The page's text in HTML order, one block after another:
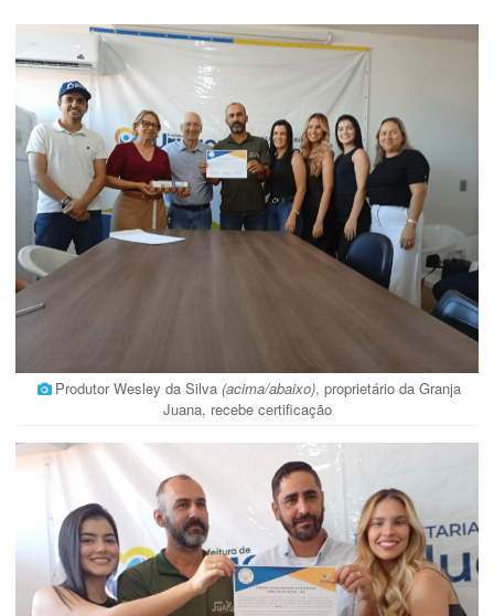
Produtor Wesley da Silva (acima/abaixo), proprietário da Granja
Juana, recebe certificação